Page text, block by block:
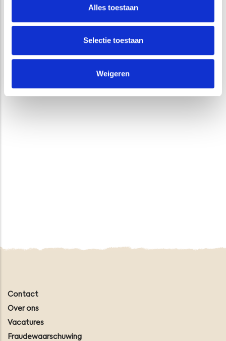
Alles toestaan
Selectie toestaan
Weigeren
Contact
Over ons
Vacatures
Fraudewaarschuwing